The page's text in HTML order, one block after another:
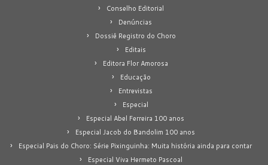
Conselho Editorial
Denúncias
Dossiê Registro do Choro
Editais
Editora Flor Amorosa
Educação
Entrevistas
Especial
Especial Abel Ferreira 100 anos
Especial Jacob do Bandolim 100 anos
Especial Pais do Choro: Série Pixinguinha: Muita história ainda para contar
Especial Viva Hermeto Pascoal